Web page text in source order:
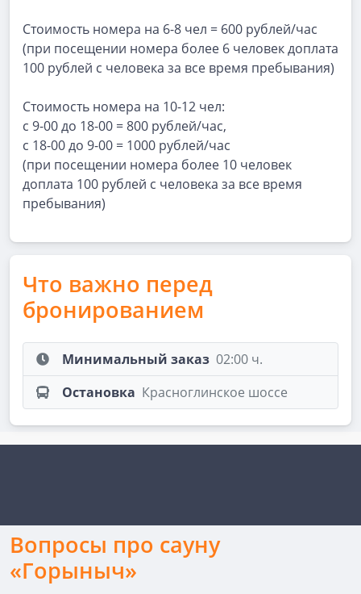
Стоимость номера на 6-8 чел = 600 рублей/час
(при посещении номера более 6 человек доплата
100 рублей с человека за все время пребывания)
Стоимость номера на 10-12 чел:
с 9-00 до 18-00 = 800 рублей/час,
с 18-00 до 9-00 = 1000 рублей/час
(при посещении номера более 10 человек
доплата 100 рублей с человека за все время
пребывания)
Что важно перед
бронированием
Минимальный заказ 02:00 ч.
Остановка Красноглинское шоссе
Вопросы про сауну
«Горыныч»